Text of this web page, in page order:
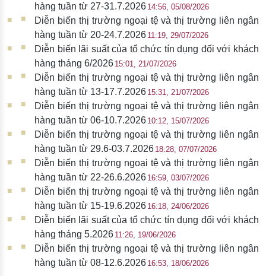
hàng tuần từ 27-31.7.2026 14:56, 05/08/2026
Diễn biến thị trường ngoại tệ và thị trường liên ngân
hàng tuần từ 20-24.7.2026 11:19, 29/07/2026
Diễn biến lãi suất của tổ chức tín dụng đối với khách
hàng tháng 6/2026 15:01, 21/07/2026
Diễn biến thị trường ngoại tệ và thị trường liên ngân
hàng tuần từ 13-17.7.2026 15:31, 21/07/2026
Diễn biến thị trường ngoại tệ và thị trường liên ngân
hàng tuần từ 06-10.7.2026 10:12, 15/07/2026
Diễn biến thị trường ngoại tệ và thị trường liên ngân
hàng tuần từ 29.6-03.7.2026 18:28, 07/07/2026
Diễn biến thị trường ngoại tệ và thị trường liên ngân
hàng tuần từ 22-26.6.2026 16:59, 03/07/2026
Diễn biến thị trường ngoại tệ và thị trường liên ngân
hàng tuần từ 15-19.6.2026 16:18, 24/06/2026
Diễn biến lãi suất của tổ chức tín dụng đối với khách
hàng tháng 5.2026 11:26, 19/06/2026
Diễn biến thị trường ngoại tệ và thị trường liên ngân
hàng tuần từ 08-12.6.2026 16:53, 18/06/2026